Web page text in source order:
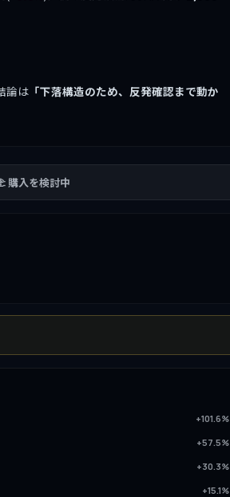
論は 「下落構造のため、反発確認まで動か
購入を検討中
+101.6%
+57.5%
+30.3%
+15.1%